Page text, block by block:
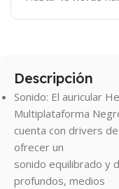
Descripción
Sonido: El auricular
Multiplataforma
cuenta con drivers
ofrecer un
sonido equilibrado y
profundos, medios